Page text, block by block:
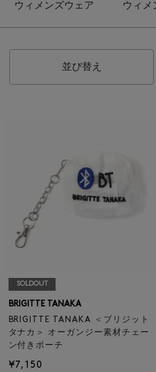
ウィメンズウェア ウィメ
並び替え
SOLDOUT
BRIGITTE TANAKA
BRIGITTE TANAKA ＜ブリジット
タナカ＞ オーガンジー素材チェー
ン付きポーチ
¥7,150